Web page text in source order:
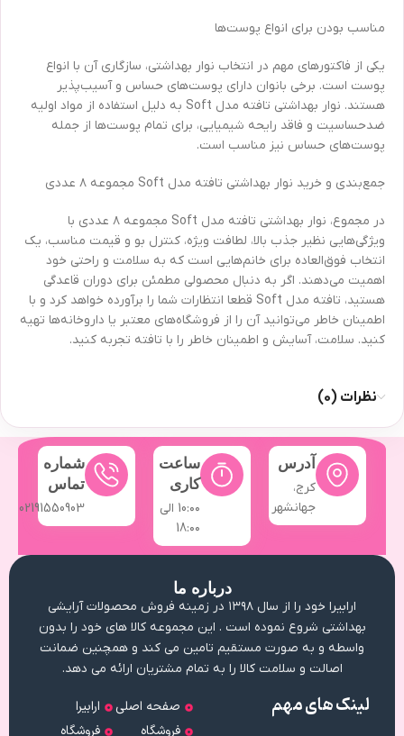
مناسب بودن برای انواع پوست‌ها
یکی از فاکتورهای مهم در انتخاب نوار بهداشتی، سازگاری آن با انواع
پوست است. برخی بانوان دارای پوست‌های حساس و آسیب‌پذیر
هستند. نوار بهداشتی تافته مدل Soft به دلیل استفاده از مواد اولیه
ضدحساسیت و فاقد رایحه شیمیایی، برای تمام پوست‌ها از جمله
پوست‌های حساس نیز مناسب است.
جمع‌بندی و خرید نوار بهداشتی تافته مدل Soft مجموعه ۸ عددی
در مجموع، نوار بهداشتی تافته مدل Soft مجموعه ۸ عددی با
ویژگی‌هایی نظیر جذب بالا، لطافت ویژه، کنترل بو و قیمت مناسب، یک
انتخاب فوق‌العاده برای خانم‌هایی است که به سلامت و راحتی خود
اهمیت می‌دهند. اگر به دنبال محصولی مطمئن برای دوران قاعدگی
هستید، تافته مدل Soft قطعا انتظارات شما را برآورده خواهد کرد و با
اطمینان خاطر می‌توانید آن را از فروشگاه‌های معتبر یا داروخانه‌ها تهیه
کنید. سلامت، آسایش و اطمینان خاطر را با تافته تجربه کنید.
نظرات (0)
آدرس
کرج،
جهانشهر
ساعت
کاری
10:۰۰ الی
18:۰۰
شماره
تماس
02191550903
لینک های مهم
صفحه اصلی
فروشگاه
ارابیرا
فروشگاه
درباره ما
ارابیرا خود را از سال ۱۳۹۸ در زمینه فروش محصولات آرایشی
بهداشتی شروع نموده است . این مجموعه کالا های خود را بدون
واسطه و به صورت مستقیم تامین می کند و همچنین ضمانت
اصالت و سلامت کالا را به تمام مشتریان ارائه می دهد.